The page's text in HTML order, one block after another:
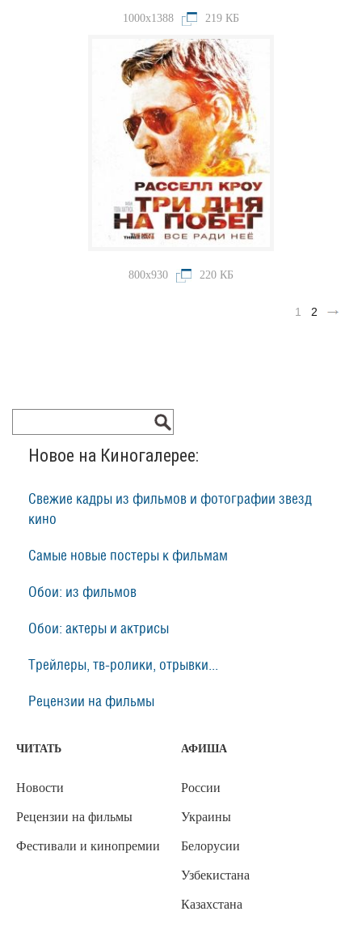
1000x1388 219 КБ
800x930 220 КБ
1 2
Новое на Киногалерее:
Свежие кадры из фильмов и фотографии звезд
кино
Самые новые постеры к фильмам
Обои: из фильмов
Обои: актеры и актрисы
Трейлеры, тв-ролики, отрывки...
Рецензии на фильмы
ЧИТАТЬ
Новости
Рецензии на фильмы
Фестивали и кинопремии
АФИША
России
Украины
Белорусии
Узбекистана
Казахстана